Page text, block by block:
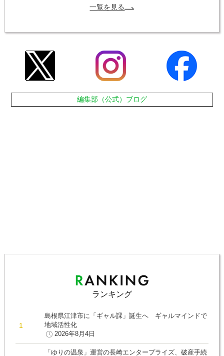
一覧を見る
編集部（公式）ブログ
ランキング
島根県江津市に「ギャル課」誕生へ ギャルマインドで
地域活性化
2026年8月4日
「ゆりの温泉」運営の長崎エンタープライズ、破産手続